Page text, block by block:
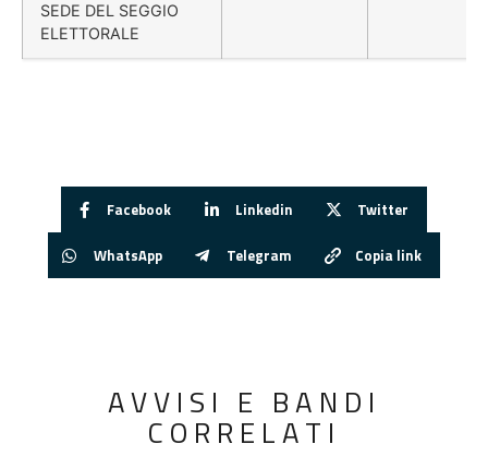
SEDE DEL SEGGIO
ELETTORALE
Facebook Linkedin Twitter
WhatsApp Telegram Copia link
AVVISI E BANDI
CORRELATI